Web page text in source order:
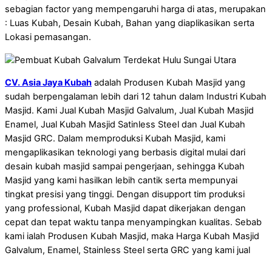
sebagian factor yang mempengaruhi harga di atas, merupakan
: Luas Kubah, Desain Kubah, Bahan yang diaplikasikan serta
Lokasi pemasangan.
CV. Asia Jaya Kubah adalah Produsen Kubah Masjid yang
sudah berpengalaman lebih dari 12 tahun dalam Industri Kubah
Masjid. Kami Jual Kubah Masjid Galvalum, Jual Kubah Masjid
Enamel, Jual Kubah Masjid Satinless Steel dan Jual Kubah
Masjid GRC. Dalam memproduksi Kubah Masjid, kami
mengaplikasikan teknologi yang berbasis digital mulai dari
desain kubah masjid sampai pengerjaan, sehingga Kubah
Masjid yang kami hasilkan lebih cantik serta mempunyai
tingkat presisi yang tinggi. Dengan disupport tim produksi
yang professional, Kubah Masjid dapat dikerjakan dengan
cepat dan tepat waktu tanpa menyampingkan kualitas. Sebab
kami ialah Produsen Kubah Masjid, maka Harga Kubah Masjid
Galvalum, Enamel, Stainless Steel serta GRC yang kami jual